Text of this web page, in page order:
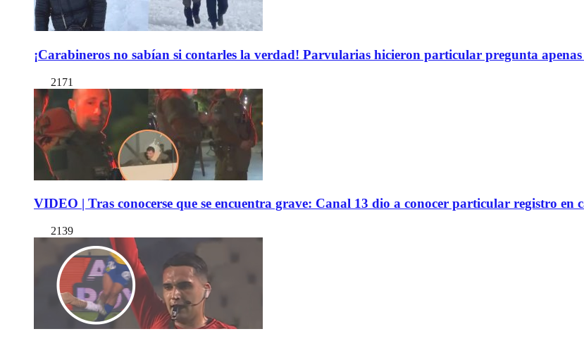
¡Carabineros no sabían si contarles la verdad! Parvularias hicieron particular pregunta
2171
VIDEO | Tras conocerse que se encuentra grave: Canal 13 dio a conocer particular registro en
2139